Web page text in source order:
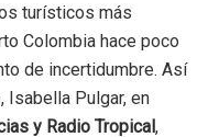
turísticos más
Colombia hace poco
de incertidumbre. Así
Isabella Pulgar, en
y Radio Tropical,